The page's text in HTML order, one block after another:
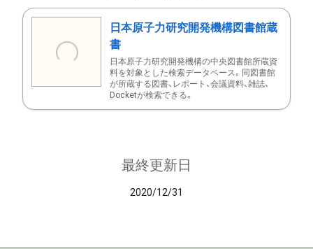
日本原子力研究開発機構図書館蔵
書
日本原子力研究開発機構の中央図書館所蔵資
料を対象とした検索データベース。同図書館
が所蔵する図書、レポート、会議資料、雑誌、
Docketが検索できる。
最終更新日
2020/12/31